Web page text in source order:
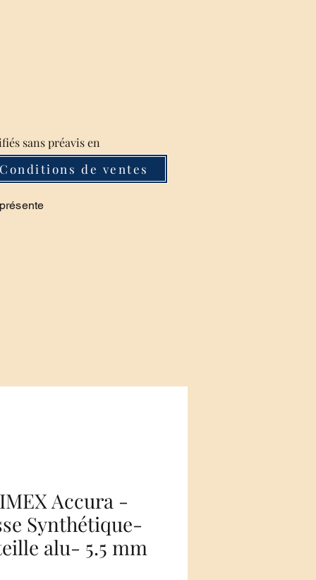
sans préavis en
Conditions de ventes
Accura -
Synthétique-
alu- 5.5 mm